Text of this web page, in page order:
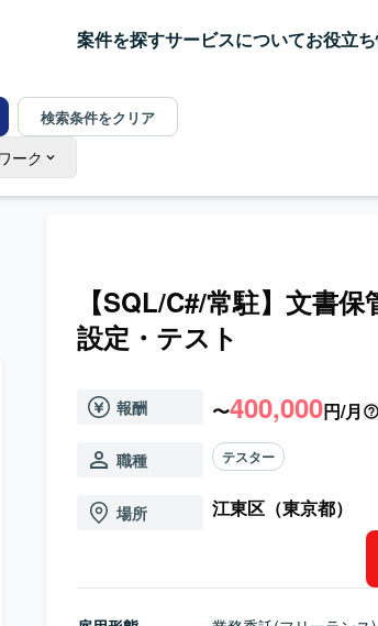
案件を探すサービスについてお役立
検索条件をクリア
ーク
【SQL/C#/常駐】文書
設定・テスト
報酬 〜400,000円/月
職種 テスター
場所 江東区（東京都）